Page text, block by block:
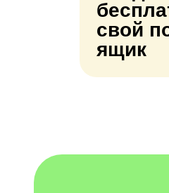
свой
ящик